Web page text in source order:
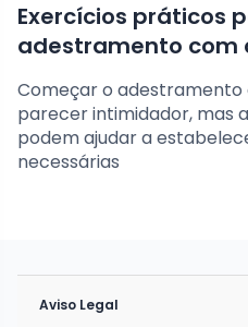
Exercícios práticos
adestramento com
Começar o
parecer intimidador, mas
podem ajudar a
necessárias
Aviso Legal